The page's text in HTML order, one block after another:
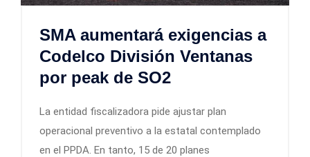
SMA aumentará exigencias a
Codelco División Ventanas
por peak de SO2
La entidad fiscalizadora pide ajustar plan
operacional preventivo a la estatal contemplado
en el PPDA. En tanto, 15 de 20 planes